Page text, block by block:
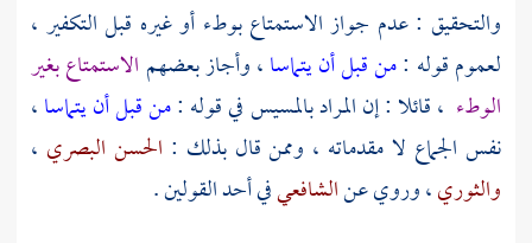
والتحقيق : عدم جواز الاستمتاع بوطء أو غيره قبل التكفير ،
لعموم قوله :من قبل أن يتماسا، وأجاز بعضهم الاستمتاع بغير
الوطء ، قائلا : إن المراد بالمسيس في قوله :من قبل أن يتماسا،
نفس الجماع لا مقدماته ، وممن قال بذلك : الحسن البصري ،
والثوري، وروي عنالشافعيفي أحد القولين .